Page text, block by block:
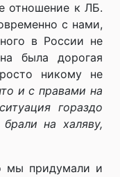
отношение к ЛБ.
с нами,
в России не
была дорогая
никому не
и с правами на
гораздо
на халяву,
мы придумали и